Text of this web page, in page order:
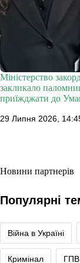
Міністерство
закликало
приїжджати до
29 Липня 2026,
Новини партнерів
Популярні
Війна в Україні
Кримінал ГПВ